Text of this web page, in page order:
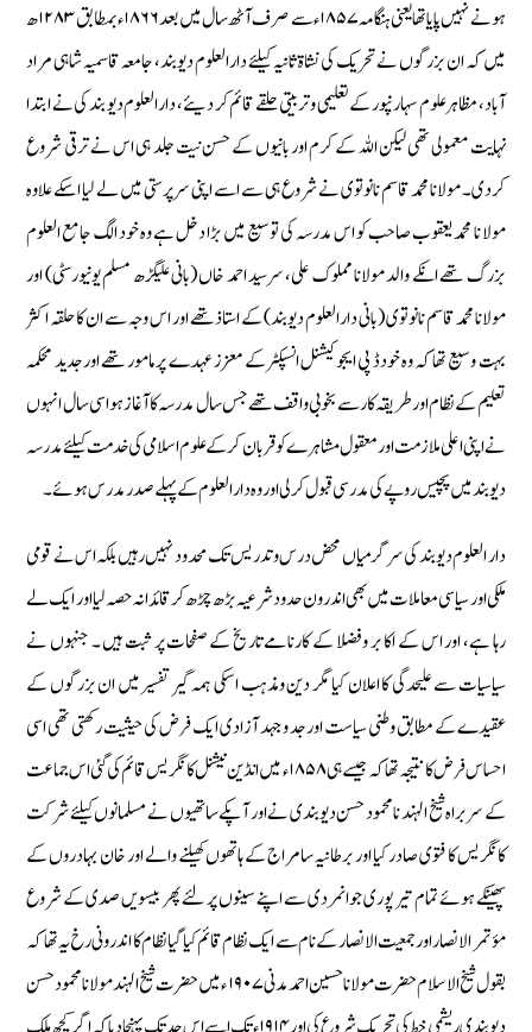
ہونے نہیں پایا تھا یعنی ہنگامہ ۱۸۵۷ء سے صرف آٹھ سال میں بعد ۱۸۶۶ء بمطابق ۱۲۸۳ھ
میں کہ ان بزرگوں نے تحریک کی نشاۃ ثانیہ کیلئے دارالعلوم دیوبند، جامعہ قاسمیہ شاہی مراد
آباد، مظاہر علوم سہارنپور کے تعلیمی وتربیتی حلقے قائم کر دیئے ، دارالعلوم دیو بند کی نے ابتدا
نہایت معمولی تھی لیکن اللہ کے کرم اور بانیوں کے حسن نیت جلد ہی اس نے ترقی شروع
کردی۔ مولانا محمد قاسم نانوتوی نے شروع ہی سے اسے اپنی سرپرستی میں لے لیا اسکے علاوہ
مولا نا محمد یعقوب صاحب کو اس مدرسہ کی توسیع میں بڑا دخل ہے وہ خود الگ جامع العلوم
بزرگ تھے انکے والد مولانا مملوک علی، سرسید احمد خاں (بانی علیگڑھ مسلم یونیورسٹی) اور
مولانا محمد قاسم نانوتوی (بانی دارالعلوم دیوبند) کے استاذ تھے اور اس وجہ سے ان کا حلقہ اکثر
بہت وسیع تھا کہ وہ خودڈ پی ایجوکیشنل انسپكٹر کے معزز عہدے پر مامور تھے اور جدید محکمہ
تعلیم کے نظام اور طریقہ کار سے بخوبی واقف تھے جس سال مدرسہ کا آغاز ہو اسی سال انہوں
نے اپنی اعلی ملازمت اور معقول مشاہرے کو قربان کر کے علوم اسلامی کی خدمت کیلئے مدرسہ
دیوبند میں پچیس روپے کی مدرسی قبول کر لی اور وہ دارالعلوم کے پہلے صدر مدرس ہوئے ۔
دار العلوم دیو بند کی سرگرمیاں محض درس و تدریس تک محدود نہیں رہیں بلکہ اس نے قومی
ملکی اور سیاسی معاملات میں بھی اندرون حدود شرعیہ بڑھ چڑھ کر قائدانہ حصہ لیا اور ایک لے
رہا ہے، اور اس کے اکا بر وفضلا کے کارنامے تاریخ کے صفحات پر ثبت ہیں ۔ جنہوں نے
سیاسیات سے علیحدگی کا اعلان کیا مگر دین ومذہب اسکی ہمہ گیر تفسیر میں ان بزرگوں کے
عقیدے کے مطابق وطنی سیاست اور جد و جہد آزادی ایک فرض کی حیثیت رکھتی تھی اسی
احساس فرض کا نتیجہ تھا کہ جیسے ہی ۱۸۵۸ء میں انڈین نیشنل کانگریس قائم کی گئی اس جماعت
کے سربراہ شیخ الہند نا محمود حسن دیوبندی نے اور آپکے ساتھیوں نے مسلمانوں کیلئے شرکت
کانگریس کا فتوی صادر کیا اور برطانیہ سامراج کے ہاتھوں کھیلنے والے اور خان بہادروں کے
پھینکے ہوئے تمام تیر پوری جوانمردی سے اپنے سینوں پر لئے پھر بیسویں صدی کے شروع
مؤتمر الانصار اور جمعیت الانصار کے نام سے ایک نظام قائم کیا گیا نظام کا اندرونی رخ یہ تھا کہ
بقول شیخ الاسلام حضرت مولانا حسین احمد مدنی ۱۹۰۷ء میں حضرت شیخ الہند مولانا محمودحسن